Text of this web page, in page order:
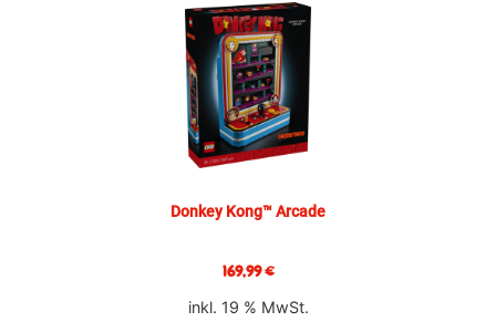
Donkey Kong™ Arcade
169,99€
inkl. 19 % MwSt.